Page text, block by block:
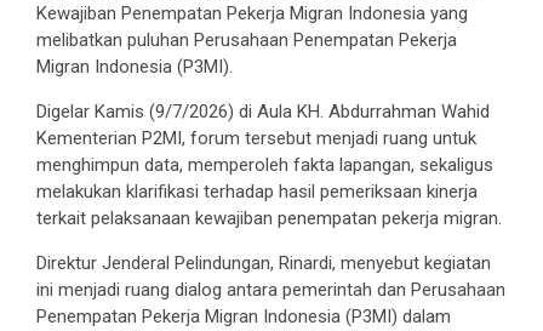
Kewajiban Penempatan Pekerja Migran Indonesia yang
melibatkan puluhan Perusahaan Penempatan Pekerja
Migran Indonesia (P3MI).
Digelar Kamis (9/7/2026) di Aula KH. Abdurrahman Wahid
Kementerian P2MI, forum tersebut menjadi ruang untuk
menghimpun data, memperoleh fakta lapangan, sekaligus
melakukan klarifikasi terhadap hasil pemeriksaan kinerja
terkait pelaksanaan kewajiban penempatan pekerja migran.
Direktur Jenderal Pelindungan, Rinardi, menyebut kegiatan
ini menjadi ruang dialog antara pemerintah dan Perusahaan
Penempatan Pekerja Migran Indonesia (P3MI) dalam